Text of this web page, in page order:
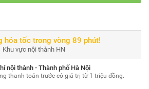
hỏa tốc trong vòng 89 phút!
Khu vực nội thành HN
nội thành - Thành phố Hà Nội
thanh toán trước có giá trị từ 1 triệu đồng.